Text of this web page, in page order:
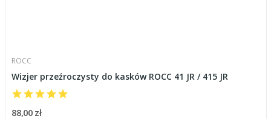
ROCC
Wizjer przeźroczysty do kasków ROCC 41 JR / 415 JR
88,00 zł